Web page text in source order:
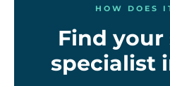
HOW DOES
Find
specialist